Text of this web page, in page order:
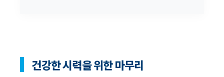
건강한 시력을 위한 마무리